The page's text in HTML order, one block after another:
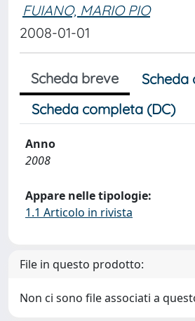
FUIANO, MARIO PIO
2008-01-01
Scheda breve
Scheda
Scheda completa (DC)
Anno
2008
Appare nelle tipologie:
1.1 Articolo in rivista
File in questo prodotto:
Non ci sono file associati a